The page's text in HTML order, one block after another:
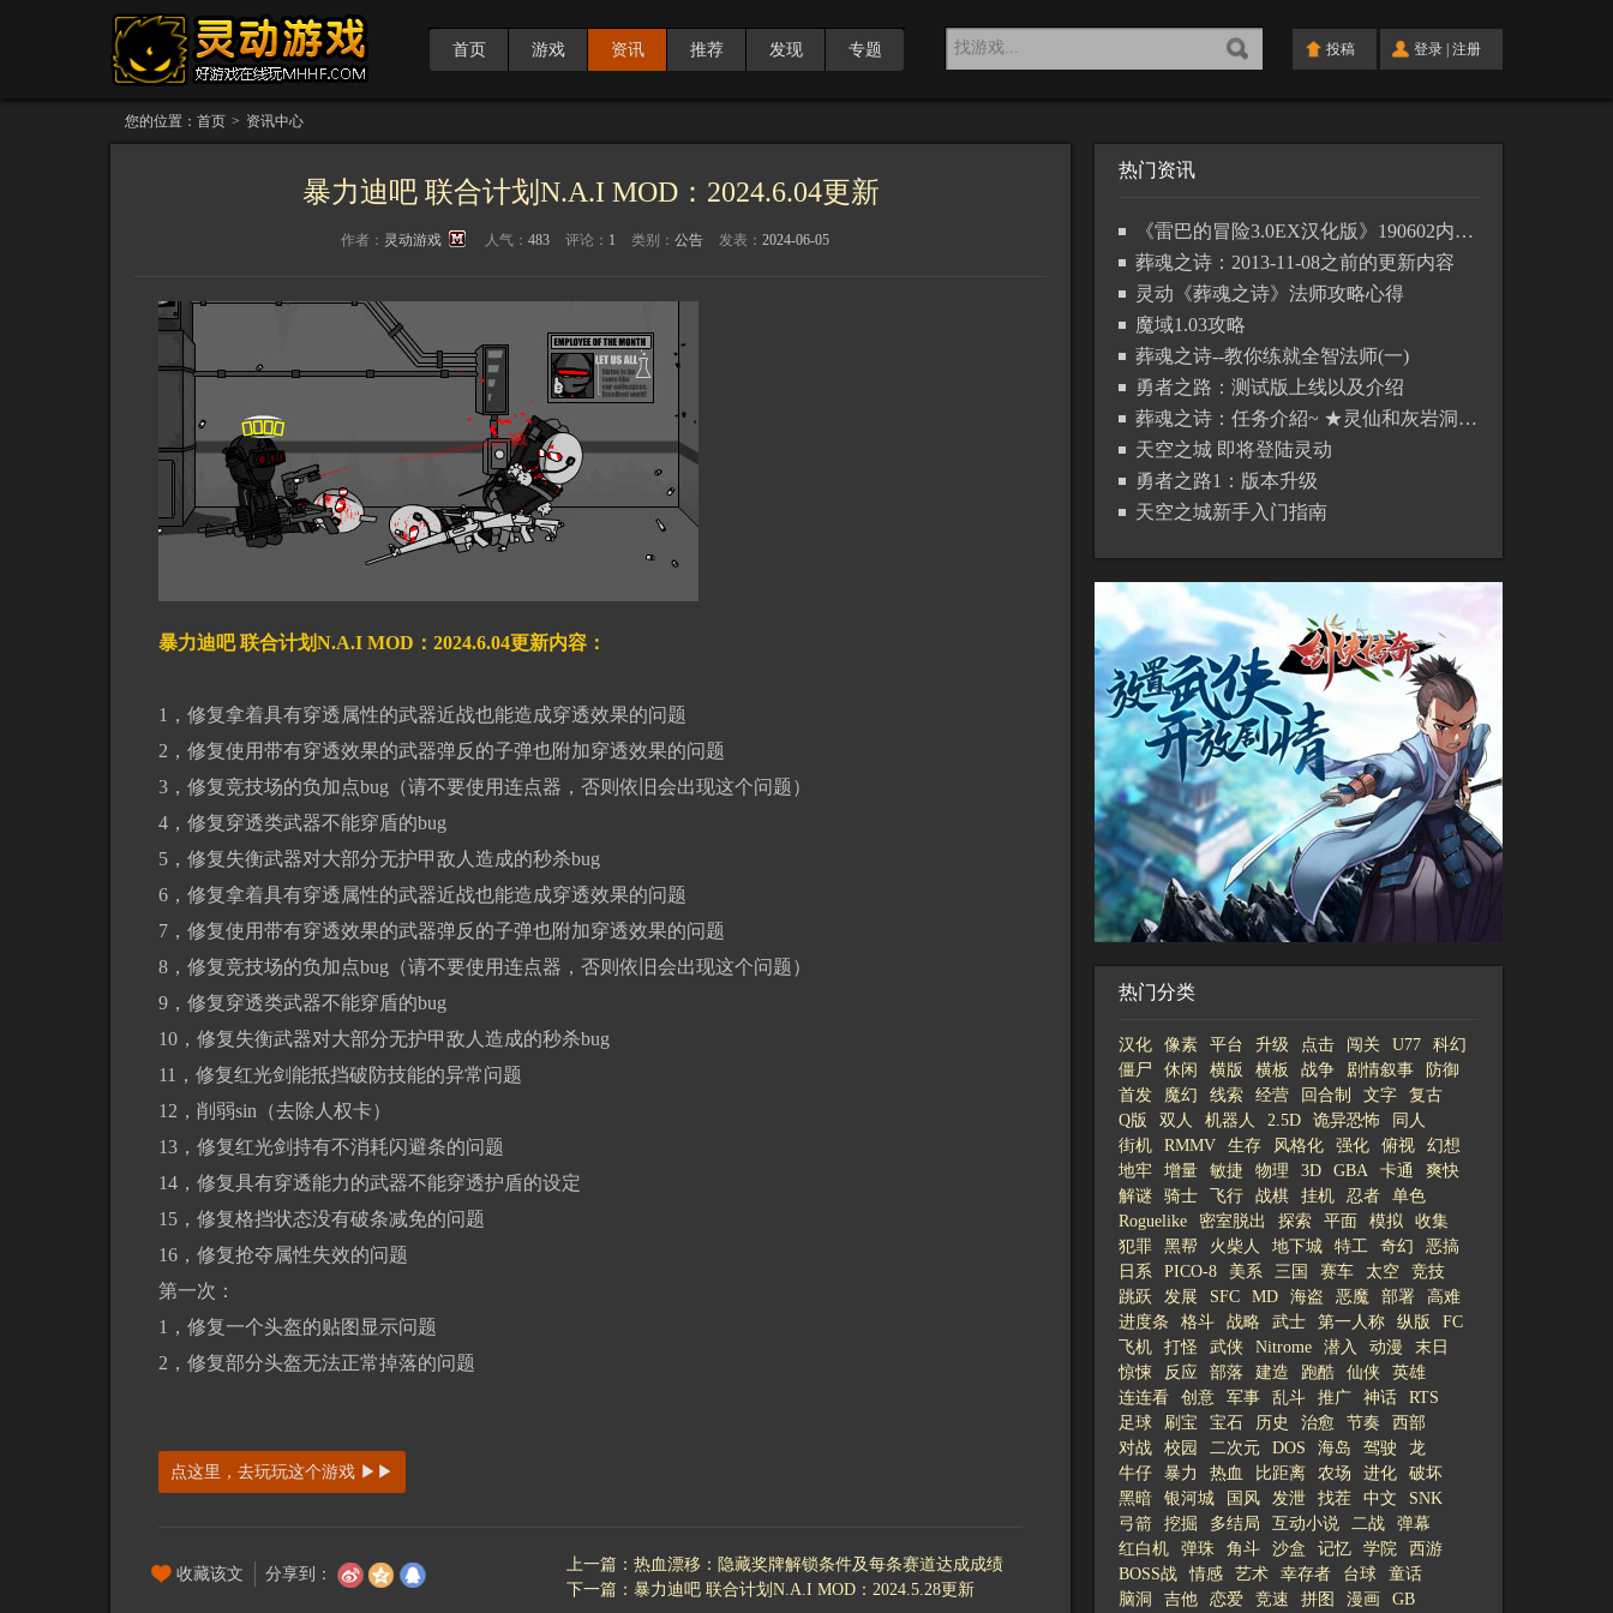
首页 游戏 资讯 推荐 发现 专题 投稿 登录 注册
您的位置： 首页 > 资讯中心
暴力迪吧 联合计划N.A.I MOD：2024.6.04更新
作者： 灵动游戏 人气： 483 评论： 1 类别： 公告 发表： 2024-06-05
暴力迪吧 联合计划N.A.I MOD：2024.6.04更新内容：
1，修复拿着具有穿透属性的武器近战也能造成穿透效果的问题
2，修复使用带有穿透效果的武器弹反的子弹也附加穿透效果的问题
3，修复竞技场的负加点bug（请不要使用连点器，否则依旧会出现这个问题）
4，修复穿透类武器不能穿盾的bug
5，修复失衡武器对大部分无护甲敌人造成的秒杀bug
6，修复拿着具有穿透属性的武器近战也能造成穿透效果的问题
7，修复使用带有穿透效果的武器弹反的子弹也附加穿透效果的问题
8，修复竞技场的负加点bug（请不要使用连点器，否则依旧会出现这个问题）
9，修复穿透类武器不能穿盾的bug
10，修复失衡武器对大部分无护甲敌人造成的秒杀bug
11，修复红光剑能抵挡破防技能的异常问题
12，削弱sin（去除人权卡）
13，修复红光剑持有不消耗闪避条的问题
14，修复具有穿透能力的武器不能穿透护盾的设定
15，修复格挡状态没有破条减免的问题
16，修复抢夺属性失效的问题
第一次：
1，修复一个头盔的贴图显示问题
2，修复部分头盔无法正常掉落的问题​
点这里，去玩玩这个游戏 ▶▶
收藏该文 分享到：
上一篇：热血漂移：隐藏奖牌解锁条件及每条赛道达成成绩
下一篇：暴力迪吧 联合计划N.A.I MOD：2024.5.28更新
热门资讯
《雷巴的冒险3.0EX汉化版》190602内容更新列表
葬魂之诗：2013-11-08之前的更新内容
灵动《葬魂之诗》法师攻略心得
魔域1.03攻略
葬魂之诗--教你练就全智法师(一)
勇者之路：测试版上线以及介绍
葬魂之诗：任务介紹~ ★灵仙和灰岩洞篇★
天空之城 即将登陆灵动
勇者之路1：版本升级
天空之城新手入门指南
热门分类
汉化 像素 平台 升级 点击 闯关 U77
科幻
僵尸
休闲 横版 横板 战争 剧情叙事
防御
首发
魔幻 线索 经营 回合制 文字
复古
Q版
双人 机器人 2.5D 诡异恐怖
同人
街机
RMMV 生存 风格化 强化 俯视
幻想
地牢
增量 敏捷 物理 3D GBA 卡通
爽快
解谜
骑士 飞行 战棋 挂机 忍者
单色
Roguelike
密室脱出 探索 平面 模拟
收集
犯罪
黑帮 火柴人 地下城 特工 奇幻
恶搞
日系
PICO-8 美系 三国 赛车 太空
竞技
跳跃
发展 SFC MD 海盗 恶魔 部署
高难
进度条
格斗 战略 武士 第一人称 纵版
FC
飞机
打怪 武侠 Nitrome 潜入 动漫
末日
惊悚
反应 部落 建造 跑酷 仙侠
英雄
连连看
创意 军事 乱斗 推广 神话
RTS
足球
刷宝 宝石 历史 治愈 节奏
西部
对战
校园 二次元 DOS 海岛 驾驶
龙
牛仔
暴力 热血 比距离 农场 进化
破坏
黑暗
银河城 国风 发泄 找茬 中文
SNK
弓箭
挖掘 多结局 互动小说 二战
弹幕
红白机
弹珠 角斗 沙盒 记忆 学院
西游
BOSS战
情感 艺术 幸存者 台球
童话
脑洞
吉他 恋爱 竞速 拼图 漫画 GB